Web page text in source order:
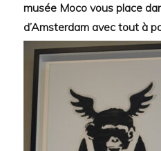
musée Moco vous place
d’Amsterdam avec tout à